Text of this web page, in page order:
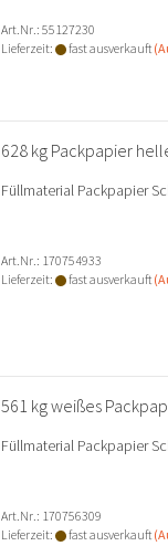
Art.Nr.: 55127230
Lieferzeit:
fast ausverkauft
628 kg Packpapier
Füllmaterial Packpapier
Art.Nr.: 170754933
Lieferzeit:
fast ausverkauft
561 kg weißes
Füllmaterial Packpapier
Art.Nr.: 170756309
Lieferzeit:
fast ausverkauft